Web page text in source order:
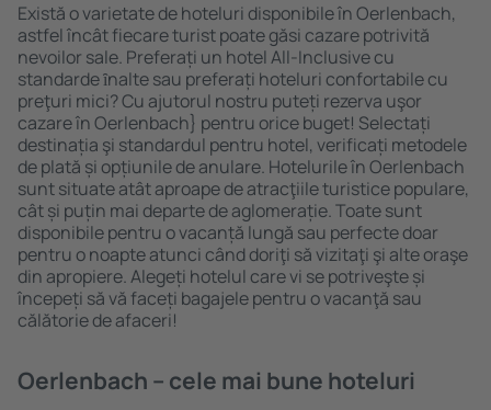
Există o varietate de hoteluri disponibile în Oerlenbach,
astfel încât fiecare turist poate găsi cazare potrivită
nevoilor sale. Preferați un hotel All-Inclusive cu
standarde ȋnalte sau preferați hoteluri confortabile cu
preţuri mici? Cu ajutorul nostru puteți rezerva uşor
cazare în Oerlenbach} pentru orice buget! Selectați
destinația şi standardul pentru hotel, verificați metodele
de plată și opțiunile de anulare. Hotelurile în Oerlenbach
sunt situate atât aproape de atracţiile turistice populare,
cât și puțin mai departe de aglomerație. Toate sunt
disponibile pentru o vacanță lungă sau perfecte doar
pentru o noapte atunci când doriţi să vizitaţi şi alte oraşe
din apropiere. Alegeți hotelul care vi se potriveşte și
începeți să vă faceți bagajele pentru o vacanţă sau
călătorie de afaceri!
Oerlenbach – cele mai bune hoteluri